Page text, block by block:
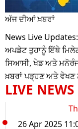
ਅੱਜ ਦੀਆਂ ਖ਼ਬਰਾਂ
News Live
ਅਪਡੇਟ ਤੁਹਾਨੂੰ ਇੱਥੇ
ਸਿਆਸੀ, ਖੇਡ ਅਤੇ
ਖ਼ਬਰਾਂ ਪੜ੍ਹਣ ਅਤੇ ਵੇਖਣ
LIVE
26 Apr 2025